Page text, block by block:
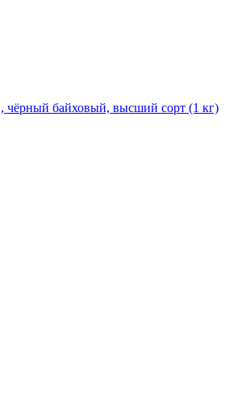
чёрный байховый, высший сорт (1 кг)